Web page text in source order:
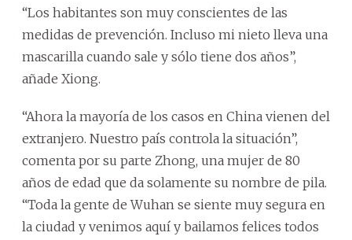
“Los habitantes son muy conscientes de las
medidas de prevención. Incluso mi nieto lleva una
mascarilla cuando sale y sólo tiene dos años”,
añade Xiong.
“Ahora la mayoría de los casos en China vienen del
extranjero. Nuestro país controla la situación”,
comenta por su parte Zhong, una mujer de 80
años de edad que da solamente su nombre de pila.
“Toda la gente de Wuhan se siente muy segura en
la ciudad y venimos aquí y bailamos felices todos